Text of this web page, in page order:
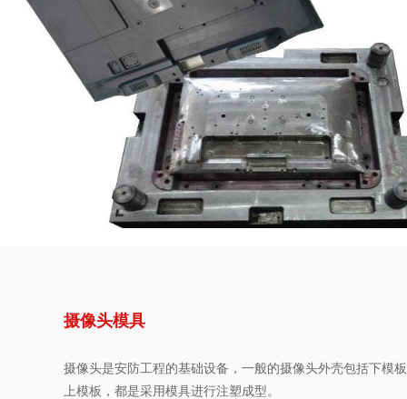
摄像头模具
摄像头是安防工程的基础设备，一般的摄像头外壳包括下模
上模板，都是采用模具进行注塑成型。